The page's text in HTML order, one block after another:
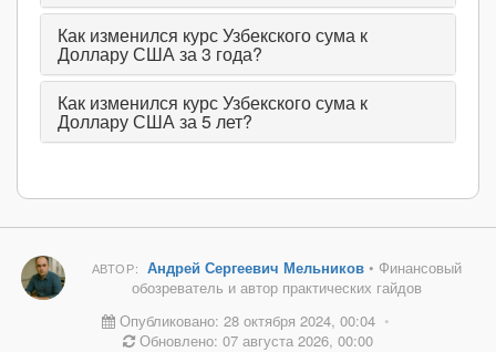
Как изменился курс Узбекского сума к
Доллару США за 3 года?
Как изменился курс Узбекского сума к
Доллару США за 5 лет?
АВТОР: Андрей Сергеевич Мельников• Финансовый
обозреватель и автор практических гайдов
Опубликовано: 28 октября 2024, 00:04 •
Обновлено: 07 августа 2026, 00:00